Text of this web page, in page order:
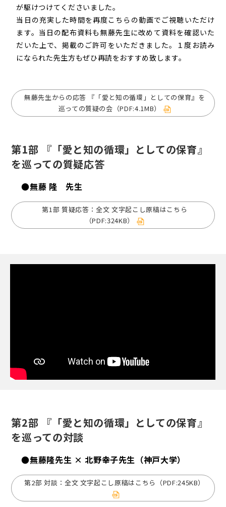
が駆けつけてくださいました。
当日の充実した時間を再度こちらの動画でご視聴いただけ
ます。当日の配布資料も無藤先生に改めて資料を確認いた
だいた上で、掲載のご許可をいただきました。１度お読み
になられた先生方もぜひ再読をおすすめ致します。
無藤先生からの応答 『「愛と知の循環」としての保育』を
巡っての質疑の会（PDF:4.1MB）
第1部 『「愛と知の循環」としての保育』
を巡っての質疑応答
●無藤 隆 先生
第1部 質疑応答：全文 文字起こし原稿はこちら
（PDF:324KB）
第2部 『「愛と知の循環」としての保育』
を巡っての対談
●無藤隆先生 × 北野幸子先生（神戸大学）
第2部 対談：全文 文字起こし原稿はこちら（PDF:245KB）